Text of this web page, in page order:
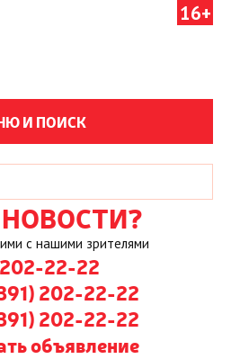
16+
И ПОИСК
с нашими зрителями
202-22-22
202-22-22
202-22-22
объявление